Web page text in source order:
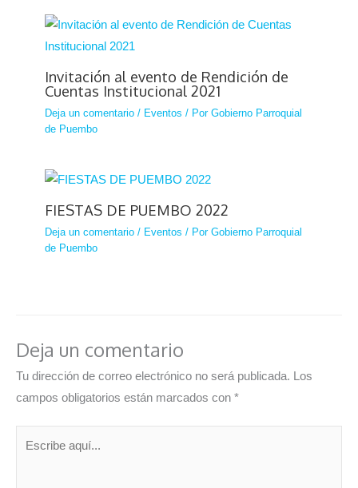
Invitación al evento de Rendición de
Cuentas Institucional 2021
Deja un comentario / Eventos / PorGobierno Parroquial
de Puembo
FIESTAS DE PUEMBO 2022
Deja un comentario / Eventos / PorGobierno Parroquial
de Puembo
Deja un comentario
Tu dirección de correo electrónico no será publicada. Los
campos obligatorios están marcados con *